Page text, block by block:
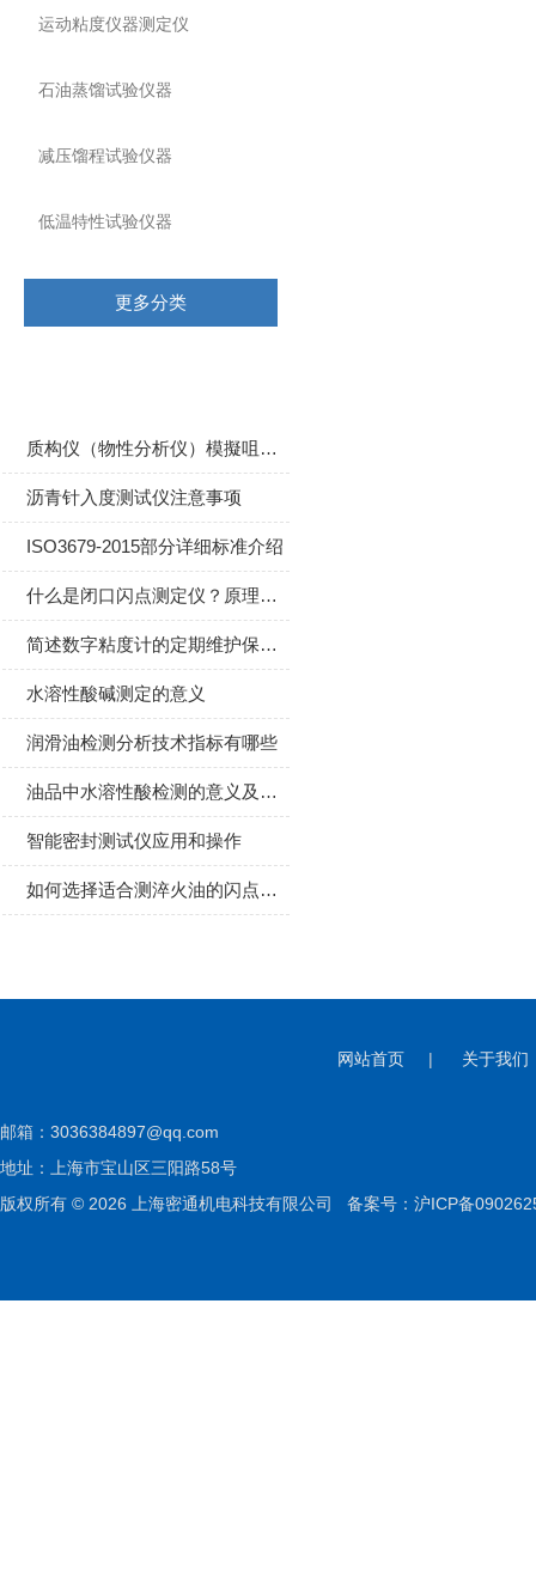
运动粘度仪器测定仪
石油蒸馏试验仪器
减压馏程试验仪器
低温特性试验仪器
更多分类
质构仪（物性分析仪）模擬咀嚼的多次挤压裝置
沥青针入度测试仪注意事项
ISO3679-2015部分详细标准介绍
什么是闭口闪点测定仪？原理是什么？
简述数字粘度计的定期维护保养方法
水溶性酸碱测定的意义
润滑油检测分析技术指标有哪些
油品中水溶性酸检测的意义及检测方法
智能密封测试仪应用和操作
如何选择适合测淬火油的闪点和燃点仪器
网站首页 | 关于我们
邮箱： 3036384897@qq.com
地址：上海市宝山区三阳路58号
版权所有 © 2026 上海密通机电科技有限公司 备案号：沪ICP备